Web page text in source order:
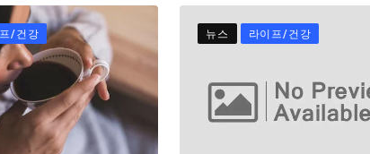
/건강 뉴스 라이프/건강